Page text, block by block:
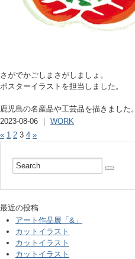
さがでかごしまさがしましょ。
ポスターイラストを担当しました。
鹿児島の名産品や工芸品を描きました。
2023-08-06 ｜ WORK
« 1 2 3 4 »
最近の投稿
アート作品展「&」
カットイラスト
カットイラスト
カットイラスト